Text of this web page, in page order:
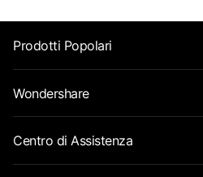
Prodotti Popolari
Wondershare
Centro di Assistenza